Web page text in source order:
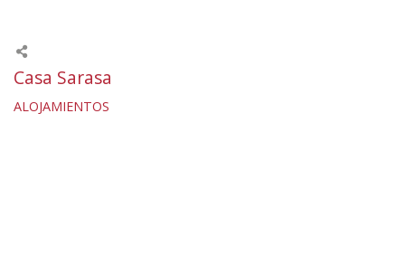
Casa Sarasa
ALOJAMIENTOS